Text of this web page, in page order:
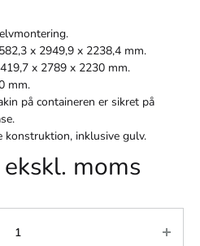
x 2949,9 x 2238,4 mm.
x 2789 x 2230 mm.
mm.
på containeren er sikret på
inklusive gulv.
ekskl. moms